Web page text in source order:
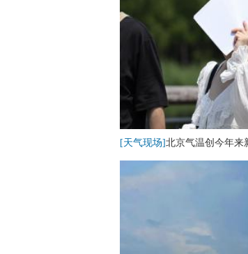
[天气现场]北京气温创今年来